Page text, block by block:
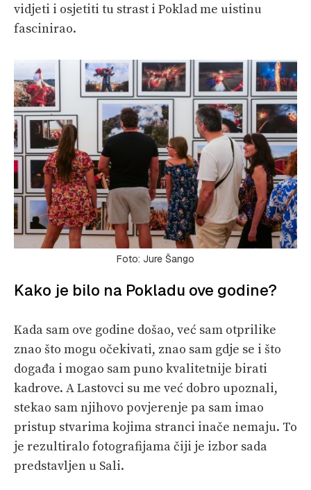
vidjeti i osjetiti tu strast i Poklad me uistinu
fascinirao.
Foto: Jure Šango
Kako je bilo na Pokladu ove godine?
Kada sam ove godine došao, već sam otprilike
znao što mogu očekivati, znao sam gdje se i što
događa i mogao sam puno kvalitetnije birati
kadrove. A Lastovci su me već dobro upoznali,
stekao sam njihovo povjerenje pa sam imao
pristup stvarima kojima stranci inače nemaju. To
je rezultiralo fotografijama čiji je izbor sada
predstavljen u Sali.